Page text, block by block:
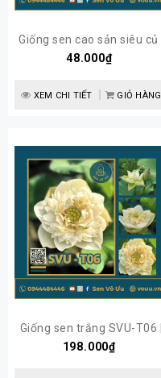
Giống sen cao sản siêu củ |
Sen Vô Ưu
48.000₫
XEM CHI TIẾT GIỎ HÀNG
Giống sen trắng SVU-T06 |
Sen Vô Ưu
198.000₫